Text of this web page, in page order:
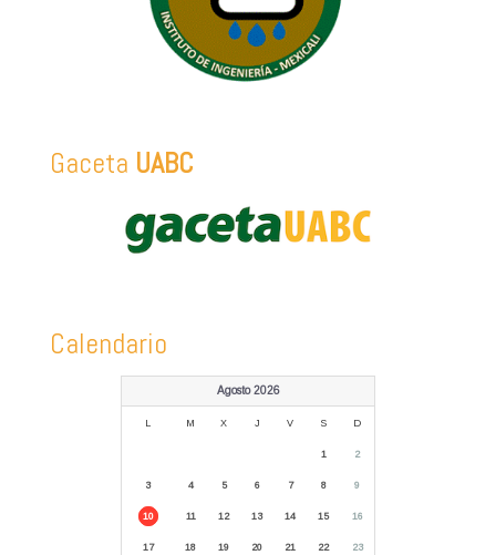
Gaceta UABC
Calendario
Agosto 2026
L M X J V S D
1 2
3 4 5 6 7 8 9
10 11 12 13 14 15 16
17 18 19 20 21 22 23